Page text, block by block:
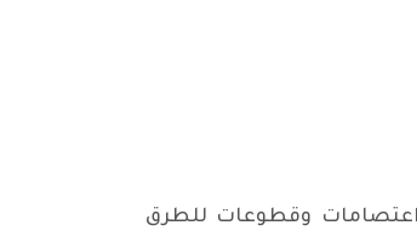
وقطوعات للطرق